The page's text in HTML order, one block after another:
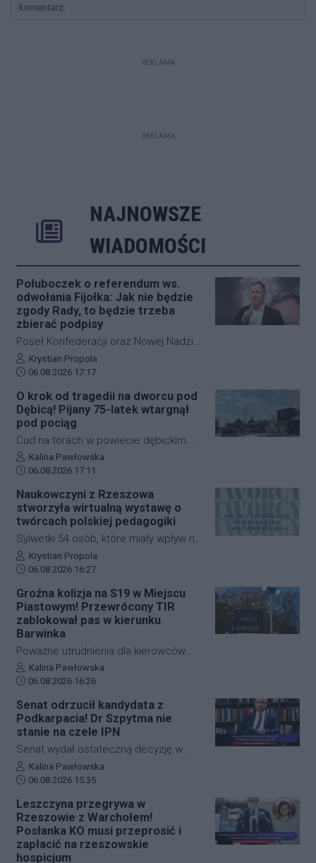
komentarz.
REKLAMA
REKLAMA
NAJNOWSZE
WIADOMOŚCI
Połuboczek o referendum ws.
odwołania Fijołka: Jak nie będzie
zgody Rady, to będzie trzeba
zbierać podpisy
Poseł Konfederacji oraz Nowej Nadziei,
Michał Połuboczek, deklaruje
gotowość do zaangażowania się w
przeprowadzenia referendum w
sprawie odwołania prezydenta
Rzeszowa, Konrada Fijołka. W
programie "Cogito… u Raczyńskiej" na
antenie wPolsce24 ocenił, że jeśli
Miasta, możliwe będzie rozpoczęcie
zbiórki podpisów wśród mieszkańców.
Autor artykułu:
Krystian Propola
Data dodania artykułu:
06.08.2026 17:17
O krok od tragedii na dworcu pod
Dębicą! Pijany 75-latek wtargnął
pod pociąg
Cud na torach w powiecie dębickim.
Pijany 75-letni mężczyzna wtargnął pod
nadjeżdżający pociąg na dworcu PKP w
Czarnej. Mimo że zdarzenie wyglądało
dramatycznie, senior wyszedł z niego
bez poważniejszych obrażeń. Skutkiem
incydentu były jednak spore utrudnienia
na kolei, ruch pociągów zablokowano
na niemal godzinę.
Autor artykułu:
Kalina Pawłowska
Data dodania artykułu:
06.08.2026 17:11
Naukowczyni z Rzeszowa
stworzyła wirtualną wystawę o
twórcach polskiej pedagogiki
Sylwetki 54 osób, które miały wpływ na
rozwój polskiej edukacji przedszkolnej i
wczesnoszkolnej, można poznać dzięki
nowej wystawie internetowej. Autorką
projektu "Polska pedagogika
przedszkolna i wczesnoszkolna i jej
twórcy" jest dr Mariola Kinal z Instytutu
Pedagogiki Uniwersytetu
Rzeszowskiego. Ekspozycja jest
dostępna od czwartku, 6 sierpnia.
Autor artykułu:
Krystian Propola
Data dodania artykułu:
06.08.2026 16:27
Groźna kolizja na S19 w Miejscu
Piastowym! Przewrócony TIR
zablokował pas w kierunku
Barwinka
Poważne utrudnienia dla kierowców
jadących w stronę przejścia
granicznego w Barwinku. Na trasie S19
na wysokości Miejsca Piastowego
doszło do zderzenia samochodu
osobowego z ciężarowym. W wyniku
kolizji TIR przewrócił się i zablokował
pas awaryjny oraz wolny. Ruch w
miejscu zdarzenia odbywa się
Autor artykułu:
Kalina Pawłowska
Data dodania artykułu:
06.08.2026 16:26
Senat odrzucił kandydata z
Podkarpacia! Dr Szpytma nie
stanie na czele IPN
Senat wydał ostateczną decyzję w
sprawie obsadzenia stanowiska
prezesa Instytutu Pamięci Narodowej.
zgody na powołanie pochodzącego z
Markowej na Podkarpaciu dr. Mateusza
Szpytmy. Wywodzący się z naszego
regionu historyk i współtwórca
Autor artykułu:
Kalina Pawłowska
Data dodania artykułu:
06.08.2026 15:35
Leszczyna przegrywa w
Rzeszowie z Warchołem!
Posłanka KO musi przeprosić i
zapłacić na rzeszowskie
hospicjum